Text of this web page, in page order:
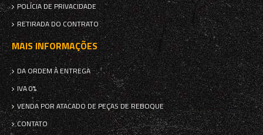
POLÍCIA DE PRIVACIDADE
RETIRADA DO CONTRATO
MAIS INFORMAÇÕES
DA ORDEM À ENTREGA
IVA 0%
VENDA POR ATACADO DE PEÇAS DE REBOQUE
CONTATO